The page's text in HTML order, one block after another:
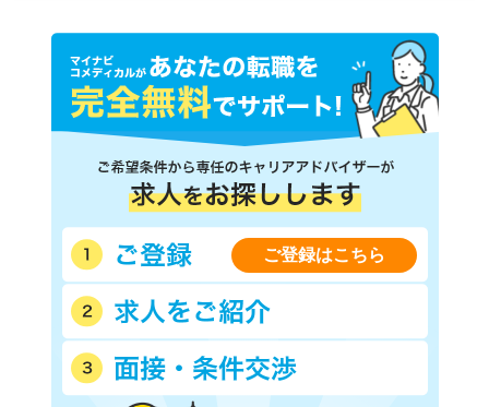
ご登録はこちら